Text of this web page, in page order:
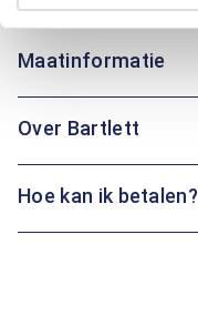
Maatinformatie
Over Bartlett
Hoe kan ik betalen?